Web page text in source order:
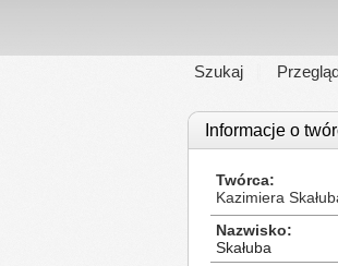
Szukaj
Informacje o
Twórca
Kazimiera
Nazwisko
Skałuba